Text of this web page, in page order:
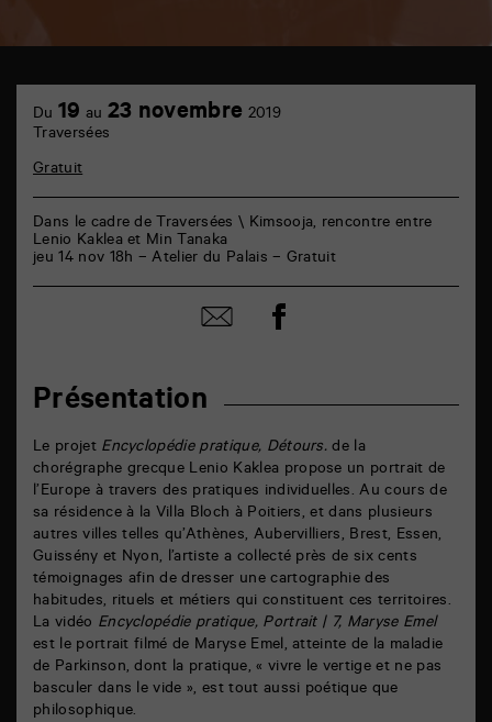
Marne
86000
Poitiers
Présentation
Le projet Encyclopédie pratique, Détours. de la
chorégraphe grecque Lenio Kaklea propose un portrait de
l’Europe à travers des pratiques individuelles. Au cours de
sa résidence à la Villa Bloch à Poitiers, et dans plusieurs
autres villes telles qu’Athènes, Aubervilliers, Brest, Essen,
Guissény et Nyon, l’artiste a collecté près de six cents
témoignages afin de dresser une cartographie des
habitudes, rituels et métiers qui constituent ces territoires.
La vidéo Encyclopédie pratique, Portrait | 7, Maryse Emel
est le portrait filmé de Maryse Emel, atteinte de la maladie
de Parkinson, dont la pratique, « vivre le vertige et ne pas
basculer dans le vide », est tout aussi poétique que
philosophique.
Du 19 au 23 novembre 2019
Traversées
Gratuit
Dans le cadre de Traversées \ Kimsooja, rencontre entre
Lenio Kaklea et Min Tanaka
jeu 14 nov 18h – Atelier du Palais – Gratuit
Partager
par
Partager
sur